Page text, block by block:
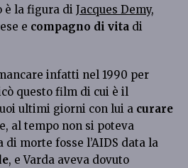
è la figura diJacques Demy,
e compagno di vita di
infatti nel 1990 per
questo film di cui è il
ultimi giorni con lui a curare
al tempo non si poteva
morte fosse l’AIDS data la
, e Varda aveva dovuto